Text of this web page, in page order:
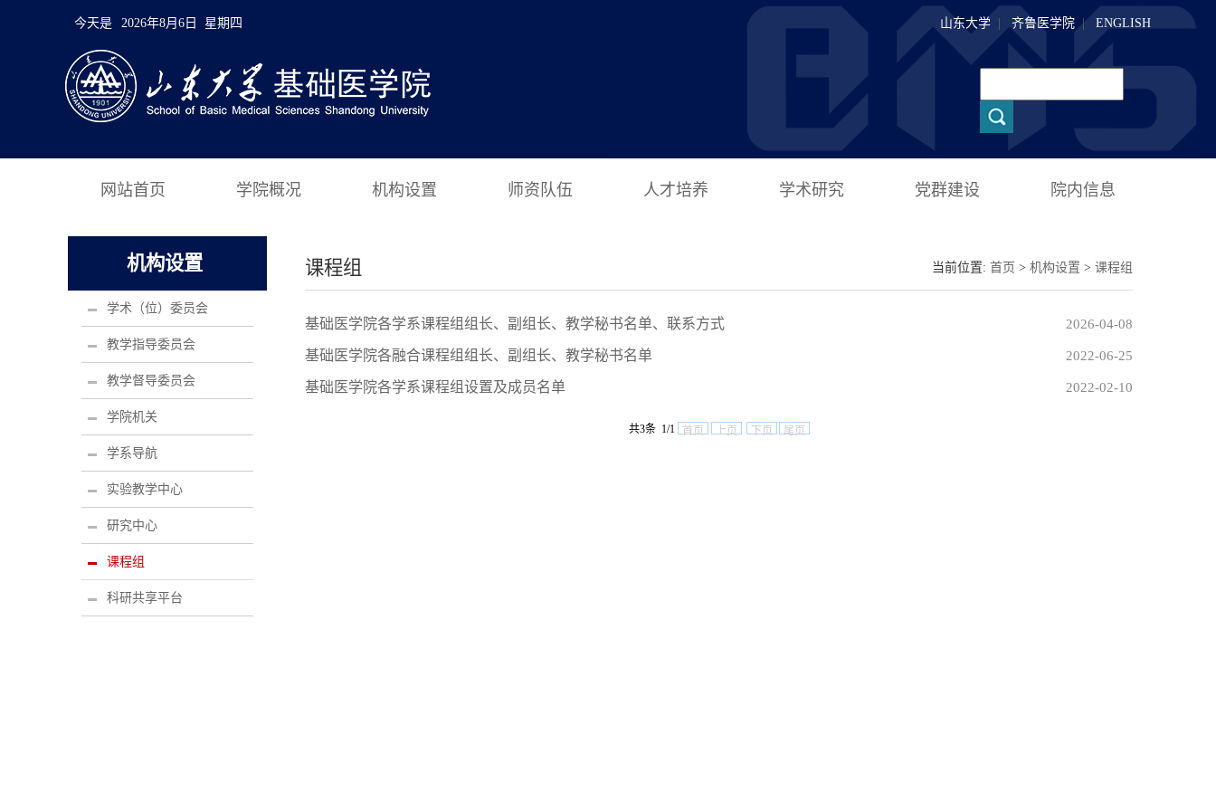
今天是 2026年8月6日 星期四 山东大学 齐鲁医学院 | ENGLISH
网站首页 学院概况 机构设置 师资队伍 人才培养 学术研究 党群建设 院内信息
机构设置
学术（位）委员会
教学指导委员会
教学督导委员会
学院机关
学系导航
实验教学中心
研究中心
课程组
科研共享平台
课程组 当前位置: 首页 > 机构设置 > 课程组
基础医学院各学系课程组组长、副组长、教学秘书名单、联系方式 2026-04-08
基础医学院各融合课程组组长、副组长、教学秘书名单 2022-06-25
基础医学院各学系课程组设置及成员名单 2022-02-10
共3条 1/1 首页 上页 下页 尾页